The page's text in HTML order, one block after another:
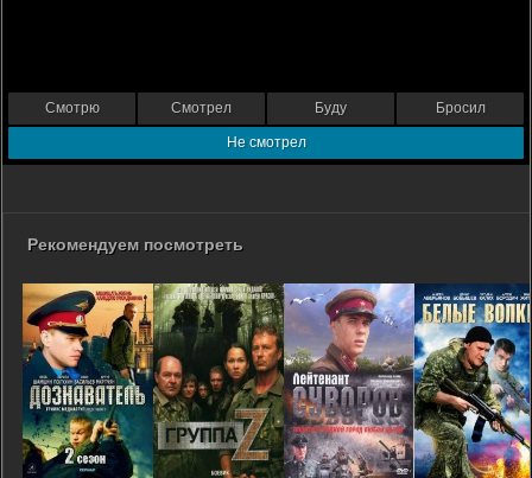
Смотрю Смотрел Буду Бросил
Не смотрел
Рекомендуем посмотреть